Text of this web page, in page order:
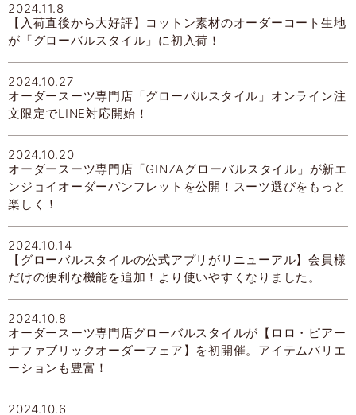
2024.11.8
【入荷直後から大好評】コットン素材のオーダーコート生地
が「グローバルスタイル」に初入荷！
2024.10.27
オーダースーツ専門店「グローバルスタイル」オンライン注
文限定でLINE対応開始！
2024.10.20
オーダースーツ専門店「GINZAグローバルスタイル」が新エ
ンジョイオーダーパンフレットを公開！スーツ選びをもっと
楽しく！
2024.10.14
【グローバルスタイルの公式アプリがリニューアル】会員様
だけの便利な機能を追加！より使いやすくなりました。
2024.10.8
オーダースーツ専門店グローバルスタイルが【ロロ・ピアー
ナファブリックオーダーフェア】を初開催。アイテムバリエ
ーションも豊富！
2024.10.6